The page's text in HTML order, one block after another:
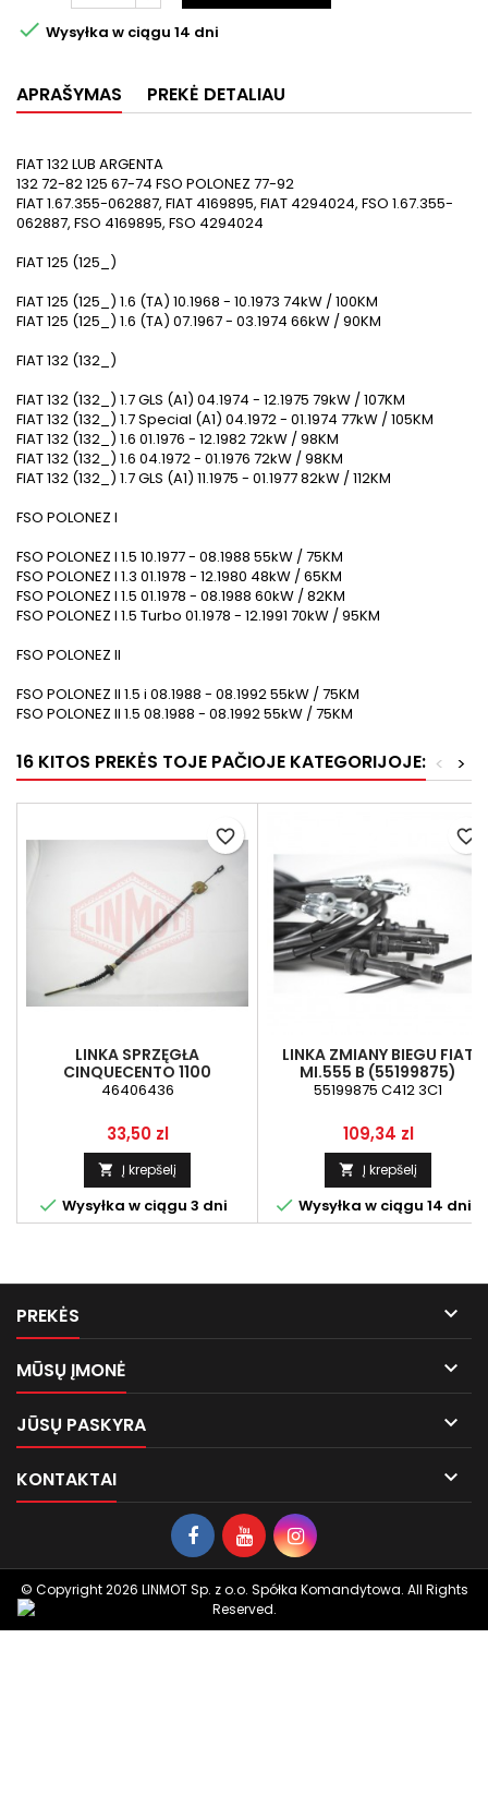
 Wysyłka w ciągu 14 dni
APRAŠYMAS PREKĖ DETALIAU
FIAT 132 LUB ARGENTA
132 72-82 125 67-74 FSO POLONEZ 77-92
FIAT 1.67.355-062887, FIAT 4169895, FIAT 4294024, FSO 1.67.355-
062887, FSO 4169895, FSO 4294024
FIAT 125 (125_)
FIAT 125 (125_) 1.6 (TA) 10.1968 - 10.1973 74kW / 100KM
FIAT 125 (125_) 1.6 (TA) 07.1967 - 03.1974 66kW / 90KM
FIAT 132 (132_)
FIAT 132 (132_) 1.7 GLS (A1) 04.1974 - 12.1975 79kW / 107KM
FIAT 132 (132_) 1.7 Special (A1) 04.1972 - 01.1974 77kW / 105KM
FIAT 132 (132_) 1.6 01.1976 - 12.1982 72kW / 98KM
FIAT 132 (132_) 1.6 04.1972 - 01.1976 72kW / 98KM
FIAT 132 (132_) 1.7 GLS (A1) 11.1975 - 01.1977 82kW / 112KM
FSO POLONEZ I
FSO POLONEZ I 1.5 10.1977 - 08.1988 55kW / 75KM
FSO POLONEZ I 1.3 01.1978 - 12.1980 48kW / 65KM
FSO POLONEZ I 1.5 01.1978 - 08.1988 60kW / 82KM
FSO POLONEZ I 1.5 Turbo 01.1978 - 12.1991 70kW / 95KM
FSO POLONEZ II
FSO POLONEZ II 1.5 i 08.1988 - 08.1992 55kW / 75KM
FSO POLONEZ II 1.5 08.1988 - 08.1992 55kW / 75KM
16 KITOS PREKĖS TOJE PAČIOJE KATEGORIJOJE: >
<
LINKA SPRZĘGŁA
CINQUECENTO 1100
46406436
Kaina
33,50 zl
 Į krepšelį
 Wysyłka w ciągu 3 dni
favorite_border
LINKA ZMIANY BIEGU FIAT
MI.555 B (55199875)
55199875 C412 3C1
Kaina
109,34 zl
 Į krepšelį
 Wysyłka w ciągu 14 dni
favorite_border
PREKĖS 
MŪSŲ ĮMONĖ 
JŪSŲ PASKYRA 
KONTAKTAI 
© Copyright 2026 LINMOT Sp. z o.o. Spółka Komandytowa. All Rights
Reserved.